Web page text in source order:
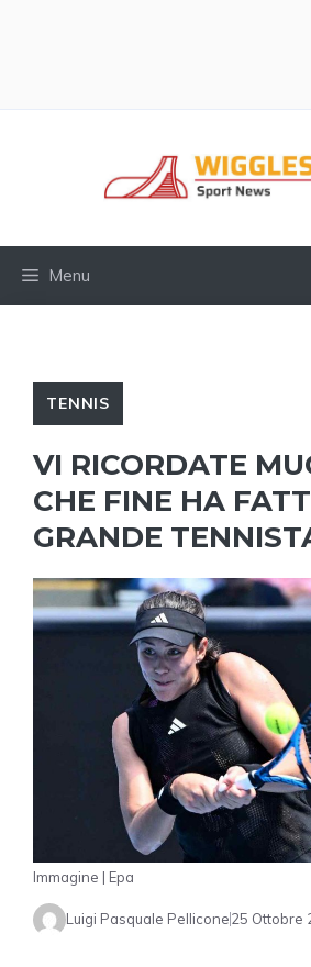
Menu
TENNIS
VI RICORDATE
CHE FINE HA
GRANDE
Immagine | Epa
Luigi Pasquale Pellicone25 Ottobre